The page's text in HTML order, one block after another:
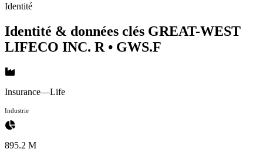
Identité
Identité & données clés GREAT-WEST
LIFECO INC. R • GWS.F
Insurance—Life
Industrie
895.2 M